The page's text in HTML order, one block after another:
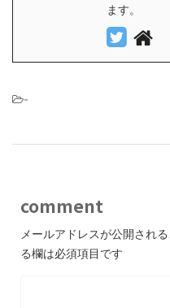
ます。
-
comment
メールアドレスが公開され
る欄は必須項目です